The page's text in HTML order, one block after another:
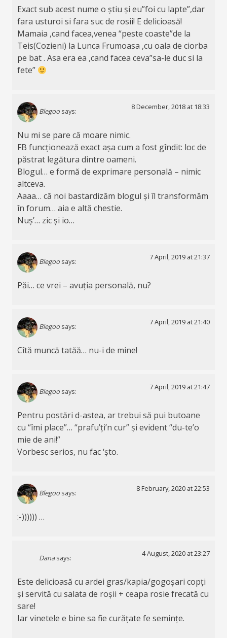
Exact sub acest nume o știu și eu”foi cu lapte”,dar
fara usturoi si fara suc de rosii! E delicioasă!
Mamaia ,cand facea,venea “peste coaste”de la
Teis(Cozieni) la Lunca Frumoasa ,cu oala de ciorba
pe bat . Asa era ea ,cand facea ceva”sa-le duc si la
fete”
Blegoo says:
8 December, 2018 at 18:33
Nu mi se pare că moare nimic.
FB funcționează exact așa cum a fost gîndit: loc de
păstrat legătura dintre oameni.
Blogul… e formă de exprimare personală – nimic
altceva.
Aaaa… că noi bastardizăm blogul și îl transformăm
în forum… aia e altă chestie.
Nuș’… zic și io…
Blegoo says:
7 April, 2019 at 21:37
Păi… ce vrei – avuția personală, nu?
Blegoo says:
7 April, 2019 at 21:40
Cîtă muncă tatăă… nu-i de mine!
Blegoo says:
7 April, 2019 at 21:47
Pentru postări d-astea, ar trebui să pui butoane
cu “îmi place”… “prafu’ți’n cur” și evident “du-te’o
mie de ani!”
Vorbesc serios, nu fac ‘șto.
Blegoo says:
8 February, 2020 at 22:53
:-)))))) …
Dana says:
4 August, 2020 at 23:27
Este delicioasă cu ardei gras/kapia/gogoșari copți
și servită cu salata de roșii + ceapa rosie frecată cu
sare!
Iar vinetele e bine sa fie curățate fe semințe.